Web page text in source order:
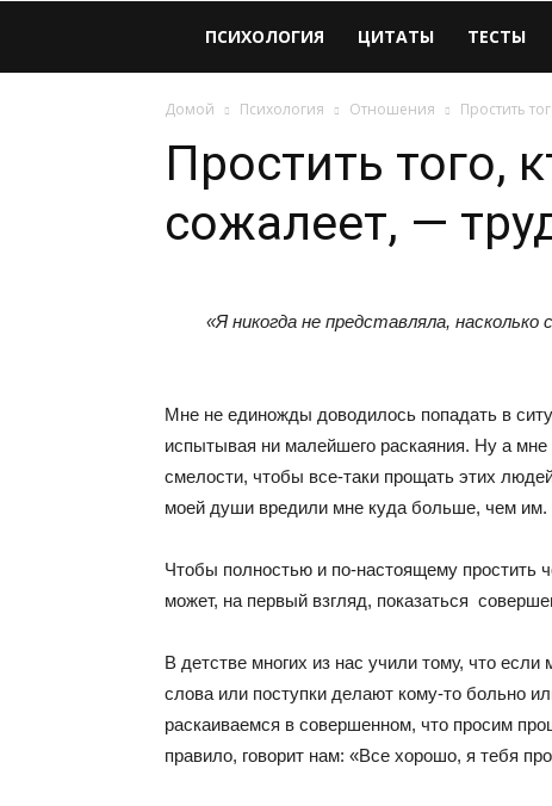
Виолайф
ПСИХОЛОГИЯ ЦИТАТЫ ТЕСТЫ
Домой Психология Отношения Простить
Простить того,
сожалеет, —
«Я никогда не представляла,
Мне не единожды доводилось попадать в
испытывая ни малейшего раскаяния. Ну а
смелости, чтобы все-таки прощать этих
моей души вредили мне куда больше, чем им.
Чтобы полностью и по-настоящему простить
может, на первый взгляд, показаться
В детстве многих из нас учили тому, что
слова или поступки делают кому-то больно
раскаиваемся в совершенном, что просим
правило, говорит нам: «Все хорошо, я тебя